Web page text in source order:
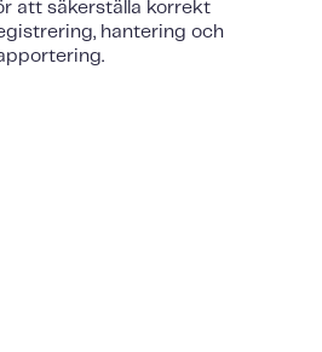
att säkerställa korrekt
hantering och